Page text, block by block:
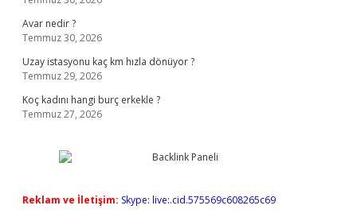
Avar nedir ?
Temmuz 30, 2026
Uzay istasyonu kaç km hızla dönüyor ?
Temmuz 29, 2026
Koç kadını hangi burç erkekle ?
Temmuz 27, 2026
Reklam ve İletişim: Skype: live:.cid.575569c608265c69